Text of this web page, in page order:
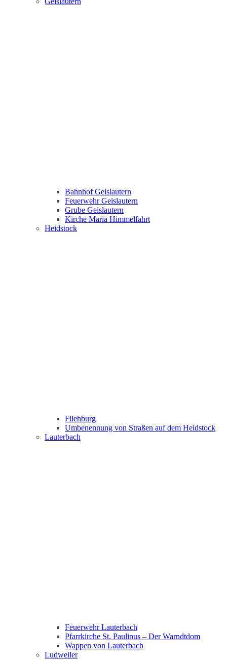
Bahnhof Geislautern
Feuerwehr Geislautern
Grube Geislautern
Kirche Maria Himmelfahrt
Heidstock
Fliehburg
Umbenennung von Straßen auf dem Heidstock
Lauterbach
Feuerwehr Lauterbach
Pfarrkirche St. Paulinus – Der Warndtdom
Wappen von Lauterbach
Ludweiler